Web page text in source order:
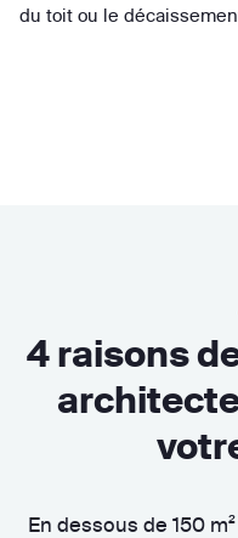
du toit ou le
4 raisons
En dessous de 150